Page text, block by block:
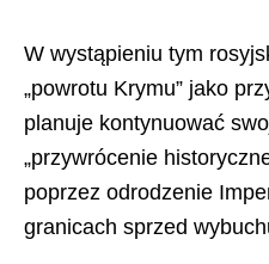
W wystąpieniu tym
„powrotu Krymu” jako
planuje kontynuować
„przywrócenie
poprzez odrodzenie
granicach sprzed